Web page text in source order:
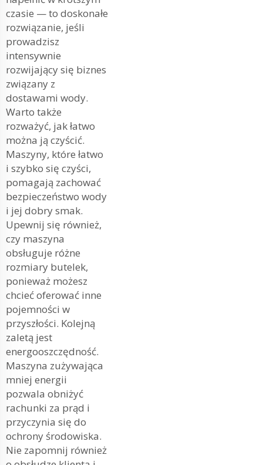
czasie — to doskonałe
rozwiązanie, jeśli
prowadzisz
intensywnie
rozwijający się biznes
związany z
dostawami wody.
Warto także
rozważyć, jak łatwo
można ją czyścić.
Maszyny, które łatwo
i szybko się czyści,
pomagają zachować
bezpieczeństwo wody
i jej dobry smak.
Upewnij się również,
czy maszyna
obsługuje różne
rozmiary butelek,
ponieważ możesz
chcieć oferować inne
pojemności w
przyszłości. Kolejną
zaletą jest
energooszczędność.
Maszyna zużywająca
mniej energii
pozwala obniżyć
rachunki za prąd i
przyczynia się do
ochrony środowiska.
Nie zapomnij również